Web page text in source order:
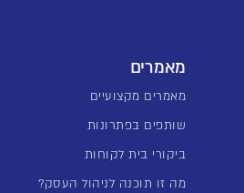
מאמרים
מאמרים מקצועיים
שותפים בפתרונות
ביקורי בית לקוחות
מה זו תוכנה לניהול העסק?